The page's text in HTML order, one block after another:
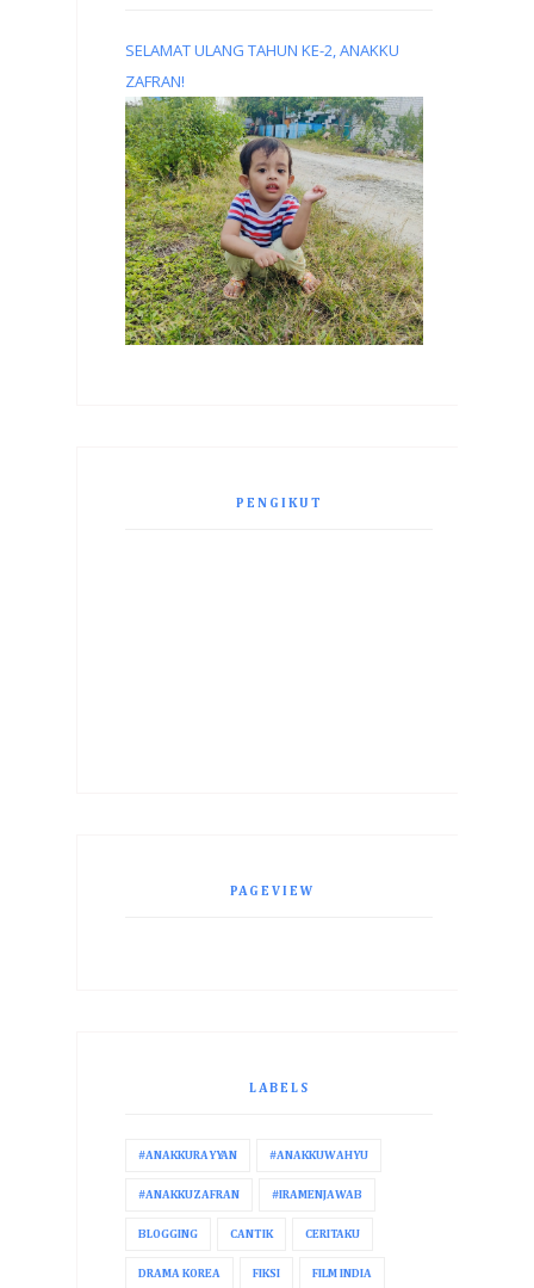
SELAMAT ULANG TAHUN KE-2, ANAKKU
ZAFRAN!
PENGIKUT
PAGEVIEW
LABELS
#ANAKKURAYYAN #ANAKKUWAHYU
#ANAKKUZAFRAN #IRAMENJAWAB
BLOGGING CANTIK CERITAKU
DRAMA KOREA FIKSI FILM INDIA